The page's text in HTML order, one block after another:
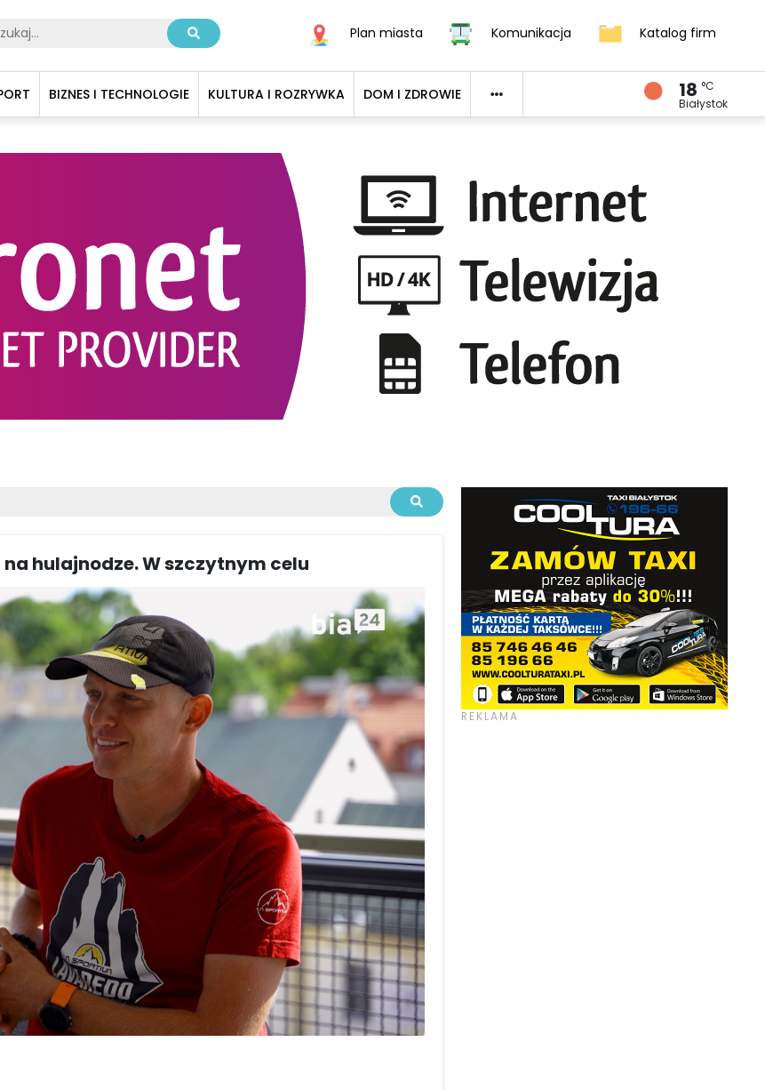
Plan miasta Komunikacja Katalog firm
BIZNES I TECHNOLOGIE KULTURA I ROZRYWKA DOM I ZDROWIE 18 °C
Białystok
na hulajnodze. W szczytnym celu